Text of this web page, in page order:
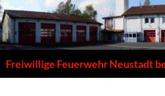
Zum
Inhalt
springen
Freiwillige Feuerwehr Neustadt